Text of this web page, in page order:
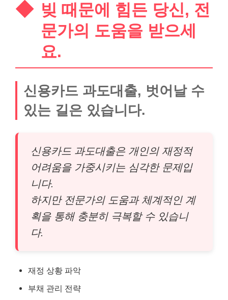
빚 때문에 힘든 당신, 전
문가의 도움을 받으세
요.
신용카드 과도대출, 벗어날 수
있는 길은 있습니다.
신용카드 과도대출은 개인의 재정적
어려움을 가중시키는 심각한 문제입
니다.
하지만 전문가의 도움과 체계적인 계
획을 통해 충분히 극복할 수 있습니
다.
재정 상황 파악
부채 관리 전략